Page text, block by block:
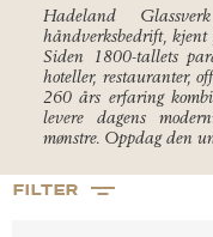
Hadeland
håndverksbedrift, kjent
Siden 1800-tallets
hoteller, restauranter,
260 års erfaring
levere dagens
mønstre. Oppdag den
FILTER